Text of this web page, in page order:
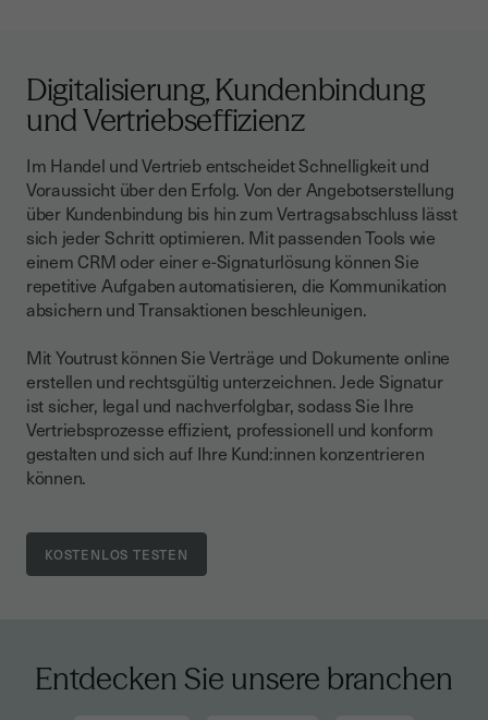
Digitalisierung, Kundenbindung
und Vertriebseffizienz
Im Handel und Vertrieb entscheidet Schnelligkeit und
Voraussicht über den Erfolg. Von der Angebotserstellung
über Kundenbindung bis hin zum Vertragsabschluss lässt
sich jeder Schritt optimieren. Mit passenden Tools wie
einem CRM oder einer e-Signaturlösung können Sie
repetitive Aufgaben automatisieren, die Kommunikation
absichern und Transaktionen beschleunigen.
Mit Youtrust können Sie Verträge und Dokumente online
erstellen und rechtsgültig unterzeichnen. Jede Signatur
ist sicher, legal und nachverfolgbar, sodass Sie Ihre
Vertriebsprozesse effizient, professionell und konform
gestalten und sich auf Ihre Kund:innen konzentrieren
können.
Entdecken Sie unsere branchen